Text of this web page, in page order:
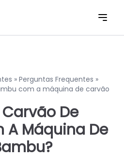
» Perguntas Frequentes »
com a máquina de carvão
De
A Máquina De